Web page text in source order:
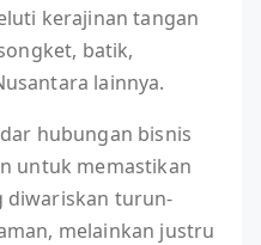
kerajinan tangan
batik,
lainnya.
hubungan bisnis
untuk memastikan
diwariskan turun-
melainkan justru